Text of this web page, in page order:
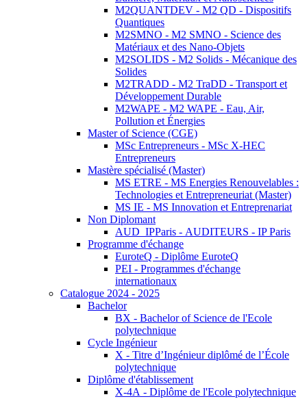
M2QUANTDEV - M2 QD - Dispositifs
Quantiques
M2SMNO - M2 SMNO - Science des
Matériaux et des Nano-Objets
M2SOLIDS - M2 Solids - Mécanique des
Solides
M2TRADD - M2 TraDD - Transport et
Développement Durable
M2WAPE - M2 WAPE - Eau, Air,
Pollution et Énergies
Master of Science (CGE)
MSc Entrepreneurs - MSc X-HEC
Entrepreneurs
Mastère spécialisé (Master)
MS ETRE - MS Energies Renouvelables :
Technologies et Entrepreneuriat (Master)
MS IE - MS Innovation et Entreprenariat
Non Diplomant
AUD_IPParis - AUDITEURS - IP Paris
Programme d'échange
EuroteQ - Diplôme EuroteQ
PEI - Programmes d'échange
internationaux
Catalogue 2024 - 2025
Bachelor
BX - Bachelor of Science de l'Ecole
polytechnique
Cycle Ingénieur
X - Titre d’Ingénieur diplômé de l’École
polytechnique
Diplôme d'établissement
X-4A - Diplôme de l'Ecole polytechnique